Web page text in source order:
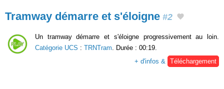
Tramway démarre et s'éloigne #2
Un tramway démarre et s'éloigne progressivement au loin.
Catégorie UCS : TRNTram . Durée : 00:19.
+ d'infos &
Téléchargement